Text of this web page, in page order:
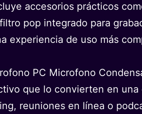
accesorios prácticos
pop integrado para
experiencia de uso más
PC Microfono
que lo convierten en
reuniones en línea o